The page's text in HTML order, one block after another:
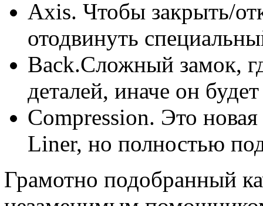
Axis. Чтобы закрыть/
отодвинуть
Back.Сложный замок,
деталей, иначе он
Compression. Это
Liner, но полностью
Грамотно подобранный